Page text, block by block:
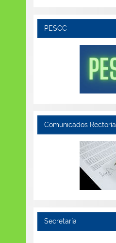
PESCC
Comunicados Rectoría
Secretaría